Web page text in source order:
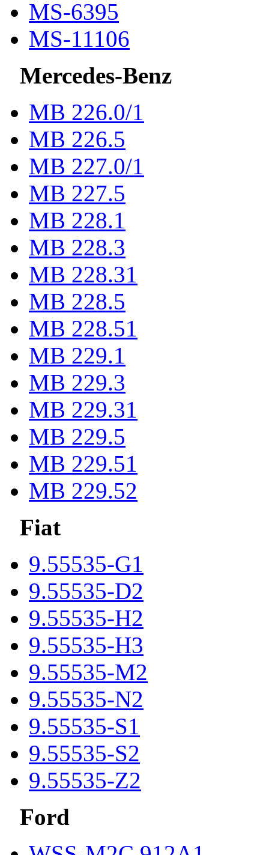
MS-6395
MS-11106
Mercedes-Benz
МВ 226.0/1
МВ 226.5
МВ 227.0/1
МВ 227.5
MB 228.1
MB 228.3
MB 228.31
MB 228.5
MB 228.51
MB 229.1
MB 229.3
MB 229.31
MB 229.5
MB 229.51
MB 229.52
Fiat
9.55535-G1
9.55535-D2
9.55535-H2
9.55535-H3
9.55535-M2
9.55535-N2
9.55535-S1
9.55535-S2
9.55535-Z2
Ford